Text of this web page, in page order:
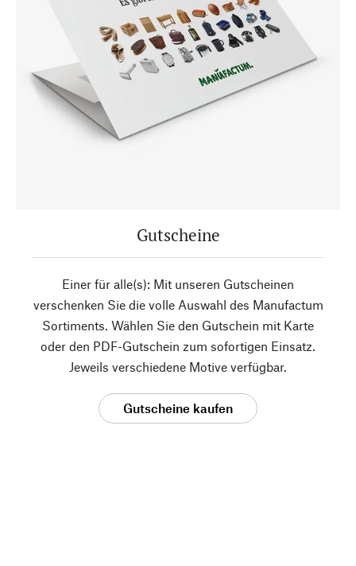
Gutscheine
Einer für alle(s): Mit unseren Gutscheinen
verschenken Sie die volle Auswahl des Manufactum
Sortiments. Wählen Sie den Gutschein mit Karte
oder den PDF-Gutschein zum sofortigen Einsatz.
Jeweils verschiedene Motive verfügbar.
Gutscheine kaufen